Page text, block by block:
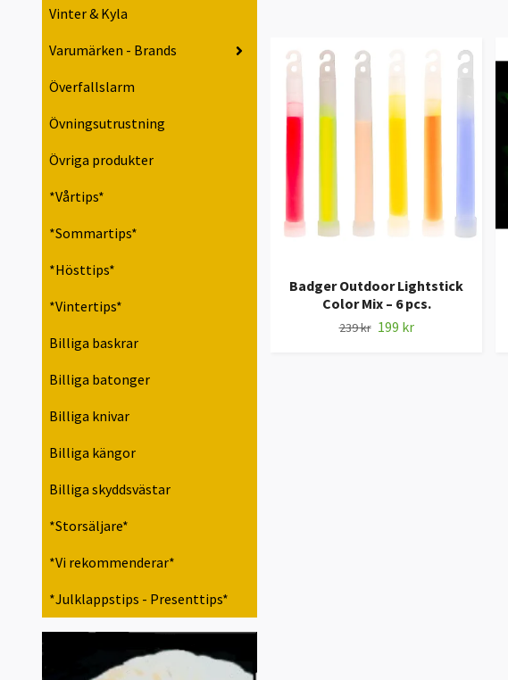
Vinter & Kyla
Varumärken - Brands
Överfallslarm
Övningsutrustning
Övriga produkter
*Vårtips*
*Sommartips*
*Hösttips*
*Vintertips*
Billiga baskrar
Billiga batonger
Billiga knivar
Billiga kängor
Billiga skyddsvästar
*Storsäljare*
*Vi rekommenderar*
*Julklappstips - Presenttips*
Badger Outdoor Lightstick
Color Mix – 6 pcs.
239 kr 199 kr